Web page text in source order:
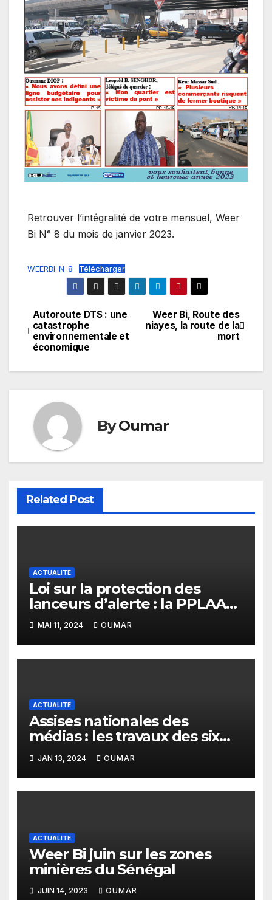
Retrouver l’intégralité de votre mensuel, Weer
Bi N° 8 du mois de janvier 2023.
WEERBI-N-8 Télécharger
Navigation
de
l’article
Weer Bi, Route des
niayes, la route de la
mort
Autoroute DTS : une
catastrophe
environnementale et
économique
ByOumar
Related Post
ACTUALITE
Loi sur la protection des
lanceurs d’alerte : la PPLAAF
donne des orientations
MAI 11, 2024 OUMAR
ACTUALITE
Assises nationales des
médias : les travaux des six
commissions restitués
JAN 13, 2024 OUMAR
ACTUALITE
Weer Bi juin sur les zones
minières du Sénégal
JUIN 14, 2023 OUMAR